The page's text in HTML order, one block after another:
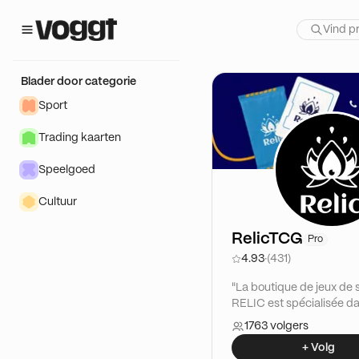
Blader door categorie
Sport
Trading kaarten
Speelgoed
Cultuur
RelicTCG Pro
4.93·(431)
"La boutique de jeux de
RELIC est spécialisée
l'achat/revente de cartes
collectionner (JCC),
principalement
1763 volgers
+ Volg